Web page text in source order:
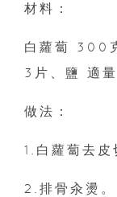
材料：
白蘿蔔 300
3片、鹽 適量
做法：
1.白蘿蔔去皮
2.排骨汆燙。